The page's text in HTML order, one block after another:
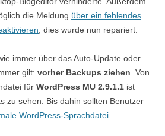
die Meldung über ein fehlendes
, dies wurde nun repariert.
immer über das Auto-Update oder
gilt: vorher Backups ziehen . Von
für WordPress MU 2.9.1.1 ist
zu sehen. Bis dahin sollten Benutzer
WordPress-Sprachdatei